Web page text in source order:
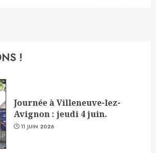
!
Journée à Villeneuve-lez-
Avignon : jeudi 4 juin.
11 JUIN 2026